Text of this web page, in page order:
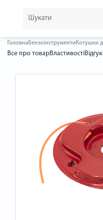
Головна Бензоінструменти Котушки
Все про товарВластивості